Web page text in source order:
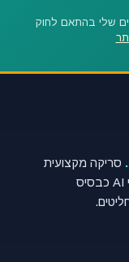
שלי בהתאם לחוק
סריקה מקצועית
של 50 עמודים, תובנות מפורטות, ומאמרי AI כבסיס